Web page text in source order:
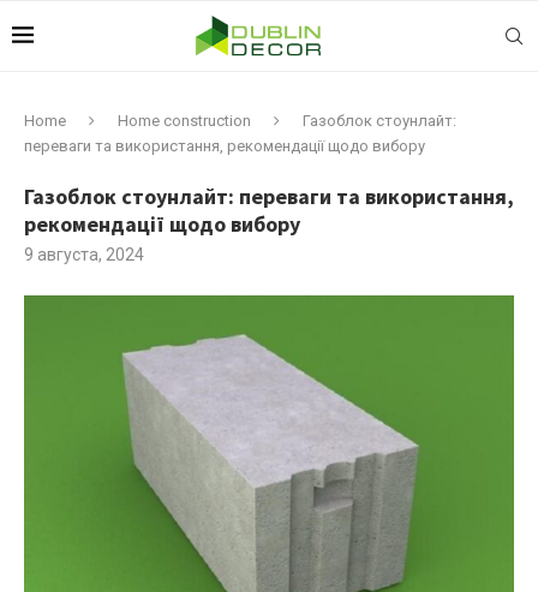
Home Home construction
Газоблок стоунлайт:
переваги та використання, рекомендації щодо вибору
Газоблок стоунлайт: переваги та використання,
рекомендації щодо вибору
9 августа, 2024